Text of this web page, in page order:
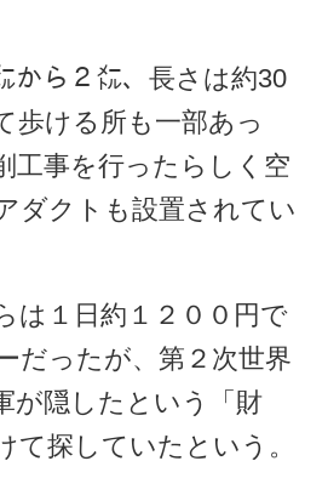
ら２㍍、長さは約30
歩ける所も一部あっ
工事を行ったらしく空
ダクトも設置されてい
は１日約１２００円で
だったが、第２次世界
が隠したという「財
て探していたという。